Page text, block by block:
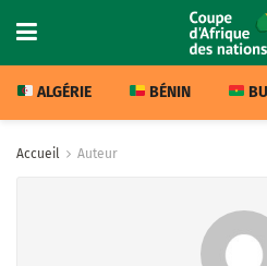
ALGÉRIE BÉNIN
Accueil Auteur